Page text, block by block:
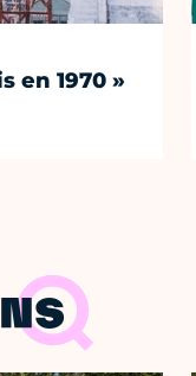
en 1970 »